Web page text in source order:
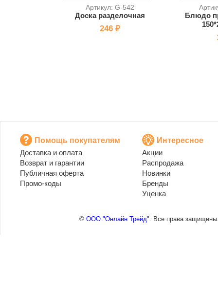
Артикул: G-542
Доска разделочная
246 ₽
Блюдо
Помощь покупателям
Доставка и оплата
Возврат и гарантии
Публичная оферта
Промо-коды
Интересное
Акции
Распродажа
Новинки
Бренды
Уценка
© ООО "Онлайн Трейд". Все права